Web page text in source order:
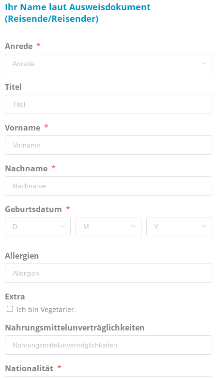
Ihr Name laut Ausweisdokument
(Reisende/Reisender)
Anrede
Titel
Vorname
Nachname
Geburtsdatum
Allergien
Extra
Ich bin Vegetarier.
Nahrungsmittelunverträglichkeiten
Nationalität